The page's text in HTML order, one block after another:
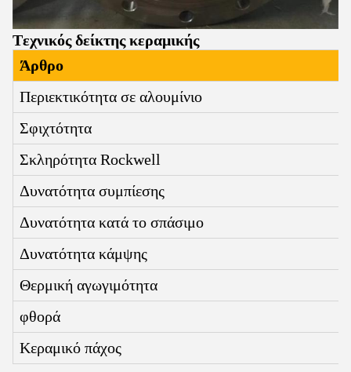
Τεχνικός δείκτης κεραμικής
Άρθρο
Περιεκτικότητα σε αλουμίνιο
Σφιχτότητα
Σκληρότητα Rockwell
Δυνατότητα συμπίεσης
Δυνατότητα κατά το σπάσιμο
Δυνατότητα κάμψης
Θερμική αγωγιμότητα
φθορά
Κεραμικό πάχος